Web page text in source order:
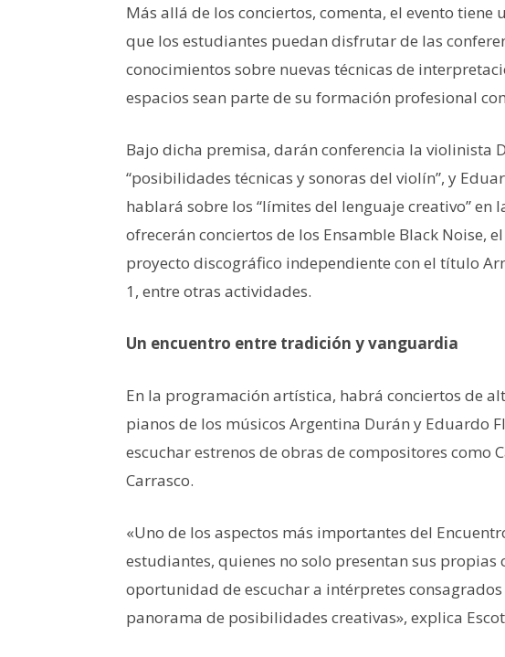
Más allá de los conciertos, comenta, el evento tiene
que los estudiantes puedan disfrutar de las
conocimientos sobre nuevas técnicas de
espacios sean parte de su formación profesional
Bajo dicha premisa, darán conferencia la violinista
“posibilidades técnicas y sonoras del violín”, y
hablará sobre los “límites del lenguaje creativo” en
ofrecerán conciertos de los Ensamble Black Noise,
proyecto discográfico independiente con el título
1, entre otras actividades.
Un encuentro entre tradición y vanguardia
En la programación artística, habrá conciertos de
pianos de los músicos Argentina Durán y Eduardo
escuchar estrenos de obras de compositores como
Carrasco.
«Uno de los aspectos más importantes del
estudiantes, quienes no solo presentan sus propias
oportunidad de escuchar a intérpretes
panorama de posibilidades creativas», explica